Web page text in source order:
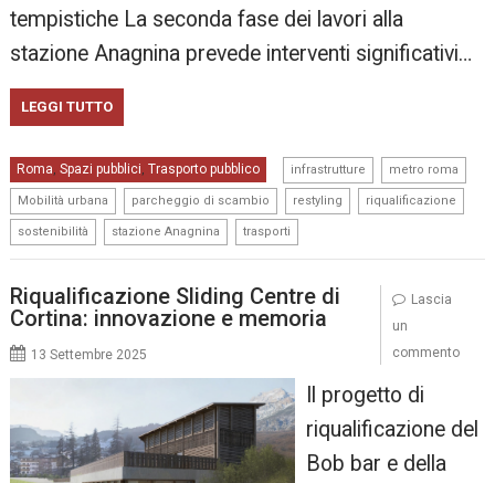
tempistiche La seconda fase dei lavori alla
stazione Anagnina prevede interventi significativi…
LEGGI TUTTO
Roma,Spazi pubblici, Trasporto pubblico infrastrutture metro roma
Mobilità urbana parcheggio di scambio restyling riqualificazione
sostenibilità stazione Anagnina trasporti
Riqualificazione Sliding Centre di
Cortina: innovazione e memoria
13 Settembre 2025
Il progetto di
riqualificazione del
Bob bar e della
Lascia
un
commento